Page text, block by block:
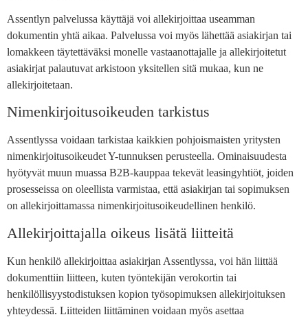
Assentlyn palvelussa käyttäjä voi allekirjoittaa useamman
dokumentin yhtä aikaa. Palvelussa voi myös lähettää asiakirjan tai
lomakkeen täytettäväksi monelle vastaanottajalle ja allekirjoitetut
asiakirjat palautuvat arkistoon yksitellen sitä mukaa, kun ne
allekirjoitetaan.
Nimenkirjoitusoikeuden tarkistus
Assentlyssa voidaan tarkistaa kaikkien pohjoismaisten yritysten
nimenkirjoitusoikeudet Y-tunnuksen perusteella. Ominaisuudesta
hyötyvät muun muassa B2B-kauppaa tekevät leasingyhtiöt, joiden
prosesseissa on oleellista varmistaa, että asiakirjan tai sopimuksen
on allekirjoittamassa nimenkirjoitusoikeudellinen henkilö.
Allekirjoittajalla oikeus lisätä liitteitä
Kun henkilö allekirjoittaa asiakirjan Assentlyssa, voi hän liittää
dokumenttiin liitteen, kuten työntekijän verokortin tai
henkilöllisyystodistuksen kopion työsopimuksen allekirjoituksen
yhteydessä. Liitteiden liittäminen voidaan myös asettaa